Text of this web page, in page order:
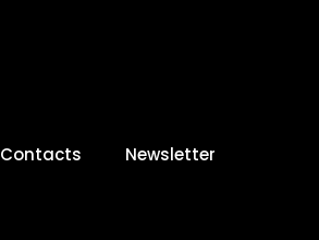
Contacts Newsletter